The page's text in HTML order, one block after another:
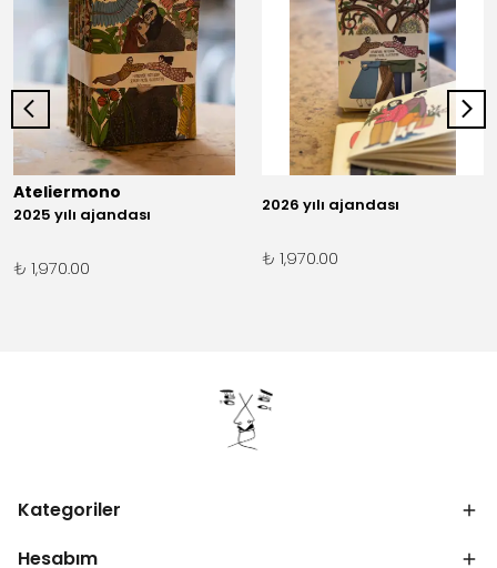
Ateliermono
2025 yılı ajandası
₺ 1,970.00
2026 yılı ajandası
₺ 1,970.00
Kategoriler
Hesabım